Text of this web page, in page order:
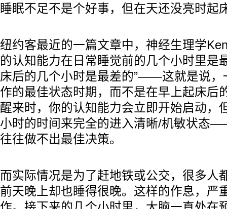
睡眠不足不是个好事，但在天还没亮时起
纽约客最近的一篇文章中，神经生理学
的认知能力在日常睡觉前的几个小时里是
床后的几个小时是最差的”——这就是说，
作的最佳状态时期，而不是在早上起床后
醒来时，你的认知能力会立即开始启动，
小时的时间来完全的进入清晰/机敏状态
往往做不出最佳决策。
而实际情况是为了赶地铁或公交，很多人
前天晚上却也睡得很晚。这样的作息，严